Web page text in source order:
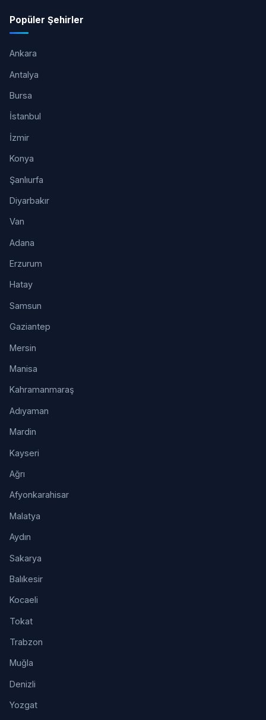
Popüler Şehirler
Ankara
Antalya
Bursa
İstanbul
İzmir
Konya
Şanlıurfa
Diyarbakır
Van
Adana
Erzurum
Hatay
Samsun
Gaziantep
Mersin
Manisa
Kahramanmaraş
Adıyaman
Mardin
Kayseri
Ağrı
Afyonkarahisar
Malatya
Aydın
Sakarya
Balıkesir
Kocaeli
Tokat
Trabzon
Muğla
Denizli
Yozgat